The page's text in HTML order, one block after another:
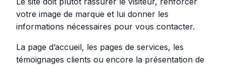
votre image de marque et lui donner les
informations nécessaires pour vous contacter.
La page d’accueil, les pages de services, les
témoignages clients ou encore la présentation de